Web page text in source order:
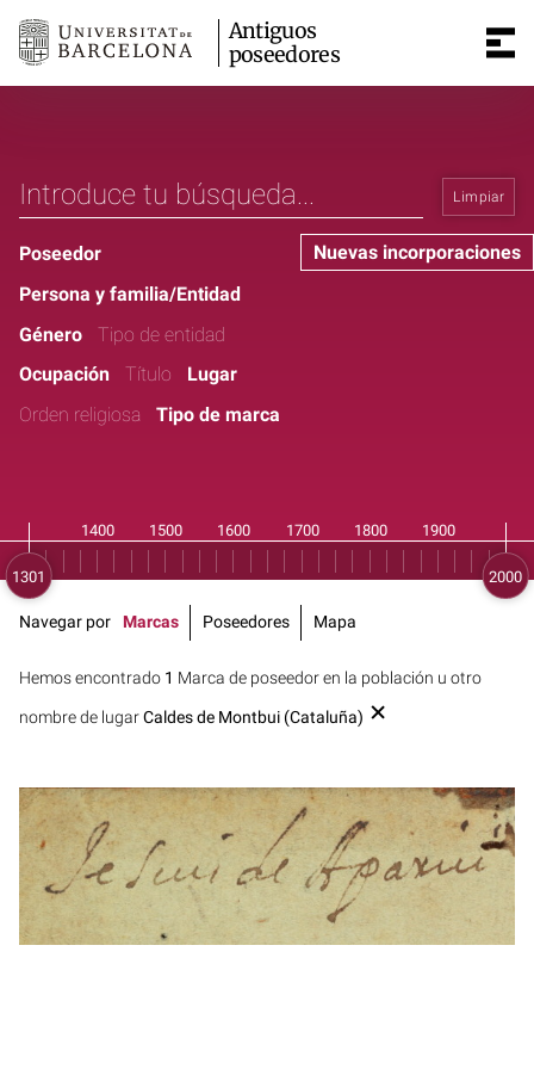
Antiguos
poseedores
Limpiar
Nuevas incorporaciones
Poseedor
Persona y familia/Entidad
Género
Tipo de entidad
Ocupación
Título
Lugar
Orden religiosa
Tipo de marca
Hemos encontrado 1 Marca de poseedor en la población u otro
nombre de lugarCaldes de Montbui (Cataluña)
Navegar por Marcas Poseedores Mapa